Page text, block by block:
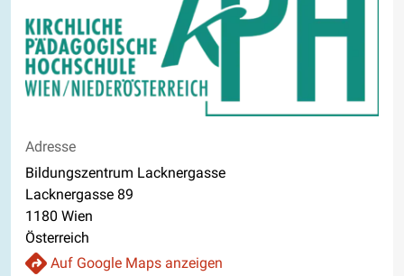
Adresse
Bildungszentrum Lacknergasse
Lacknergasse 89
1180 Wien
Österreich
Auf Google Maps anzeigen